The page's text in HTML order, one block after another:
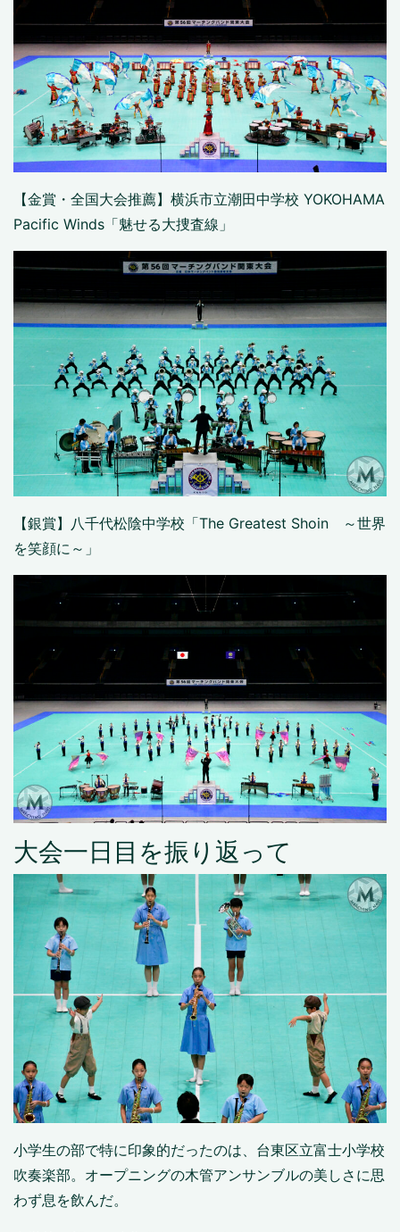
【金賞・全国大会推薦】横浜市立潮田中学校 YOKOHAMA
Pacific Winds「魅せる大捜査線」
【銀賞】八千代松陰中学校「The Greatest Shoin ～世界
を笑顔に～」
大会一日目を振り返って
小学生の部で特に印象的だったのは、台東区立富士小学校
吹奏楽部。オープニングの木管アンサンブルの美しさに思
わず息を飲んだ。